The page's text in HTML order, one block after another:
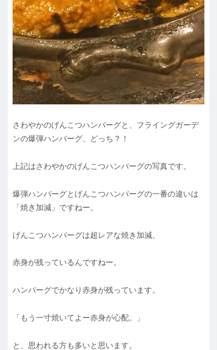
さわやかのげんこつハンバーグと、フライングガーデ
ンの爆弾ハンバーグ、どっち？！
上記はさわやかのげんこつハンバーグの写真です。
爆弾ハンバーグとげんこつハンバーグの一番の違いは
「焼き加減」ですねー。
げんこつハンバーグは超レアな焼き加減。
赤身が残っているんですねー。
ハンバーグでかなり赤身が残っています。
「もう一寸焼いてよー赤身が心配。」
と、思われる方も多いと思います。